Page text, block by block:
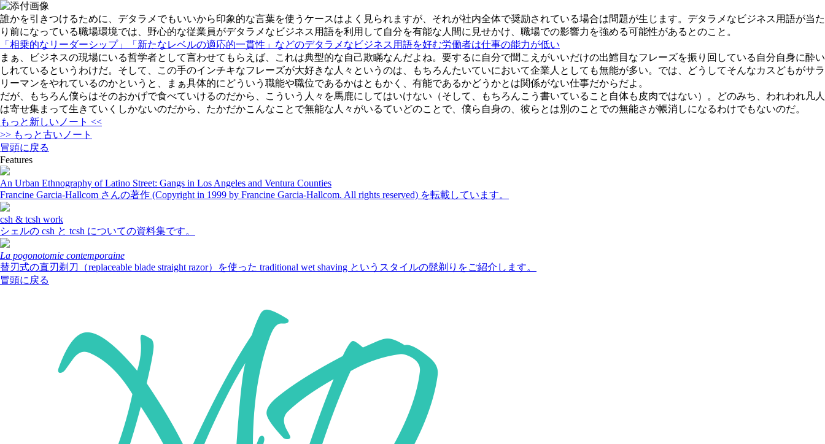
誰かを引きつけるために、デタラメでもいいから印象的な言葉を使うケースはよく見られますが、それが社内全体で奨励されている場合は問題が生じます。デタラメなビジネス用語が当た
り前になっている職場環境では、野心的な従業員がデタラメなビジネス用語を利用して自分を有能な人間に見せかけ、職場での影響力を強める可能性があるとのこと。
「相乗的なリーダーシップ」「新たなレベルの適応的一貫性」などのデタラメなビジネス用語を好む労働者は仕事の能力が低い
まぁ、ビジネスの現場にいる哲学者として言わせてもらえば、これは典型的な自己欺瞞なんだよね。要するに自分で聞こえがいいだけの出鱈目なフレーズを振り回している自分自身に酔い
しれているというわけだ。そして、この手のインチキなフレーズが大好きな人々というのは、もちろんたいていにおいて企業人としても無能が多い。では、どうしてそんなカスどもがサラ
リーマンをやれているのかというと、まぁ具体的にどういう職能や職位であるかはともかく、有能であるかどうかとは関係がない仕事だからだよ。
だが、もちろん僕らはそのおかげで食べていけるのだから、こういう人々を馬鹿にしてはいけない（そして、もちろんこう書いていること自体も皮肉ではない）。どのみち、われわれ凡人
は寄せ集まって生きていくしかないのだから、たかだかこんなことで無能な人々がいるていどのことで、僕ら自身の、彼らとは別のことでの無能さが帳消しになるわけでもないのだ。
もっと新しいノート <<
>> もっと古いノート
冒頭に戻る
Features
An Urban Ethnography of Latino Street: Gangs in Los Angeles and Ventura Counties
Francine Garcia-Hallcom さんの著作 (Copyright in 1999 by Francine Garcia-Hallcom. All rights reserved) を転載しています。
csh & tcsh work
シェルの csh と tcsh についての資料集です。
La pogonotomie contemporaine
替刃式の直刃剃刀（replaceable blade straight razor）を使った traditional wet shaving というスタイルの髭剃りをご紹介します。
冒頭に戻る